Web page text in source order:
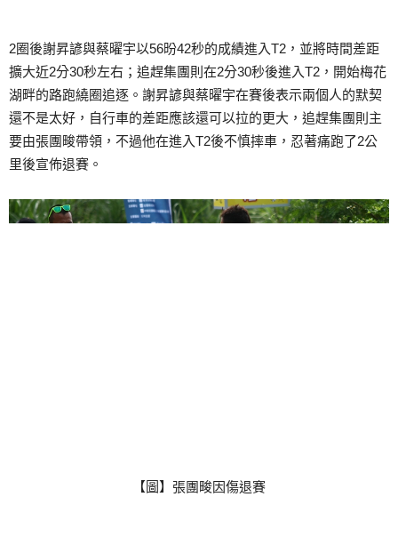
2圈後謝昇諺與蔡曜宇以56昐42秒的成績進入T2，並將時間差距
擴大近2分30秒左右；追趕集團則在2分30秒後進入T2，開始梅花
湖畔的路跑繞圈追逐。謝昇諺與蔡曜宇在賽後表示兩個人的默契
還不是太好，自行車的差距應該還可以拉的更大，追趕集團則主
要由張團畯帶領，不過他在進入T2後不慎摔車，忍著痛跑了2公
里後宣佈退賽。
【圖】張團畯因傷退賽